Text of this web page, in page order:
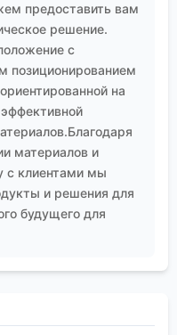
предоставить вам
решение.
с
позиционированием
на
материалов и
с клиентами мы
и решения для
будущего для